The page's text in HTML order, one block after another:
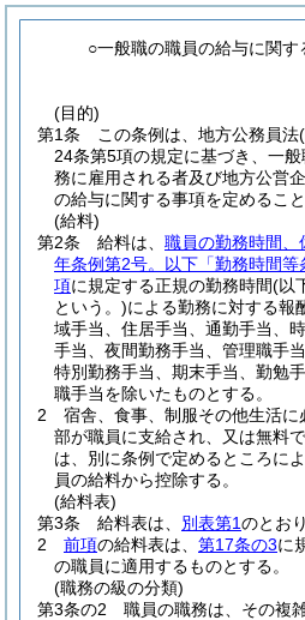
○一般職の職員の給与に関す
(目的)
第1条
この条例は、地方公務員法
24条第5項の規定に基づき、一
務に雇用される者及び地方公営
の給与に関する事項を定めるこ
(給料)
第2条
給料は、 職員の勤務時間、
年条例第2号。以下「勤務時間等
項に規定する正規の勤務時間(以
という。)による勤務に対する報
域手当、住居手当、通勤手当、
手当、夜間勤務手当、管理職手
特別勤務手当、期末手当、勤勉
職手当を除いたものとする。
2
宿舎、食事、制服その他生活
部が職員に支給され、又は無料
は、別に条例で定めるところに
員の給料から控除する。
(給料表)
第3条
給料表は、 別表第1のとお
2
前項の給料表は、 第17条の3に
の職員に適用するものとする。
(職務の級の分類)
第3条の2
職員の職務は、その複